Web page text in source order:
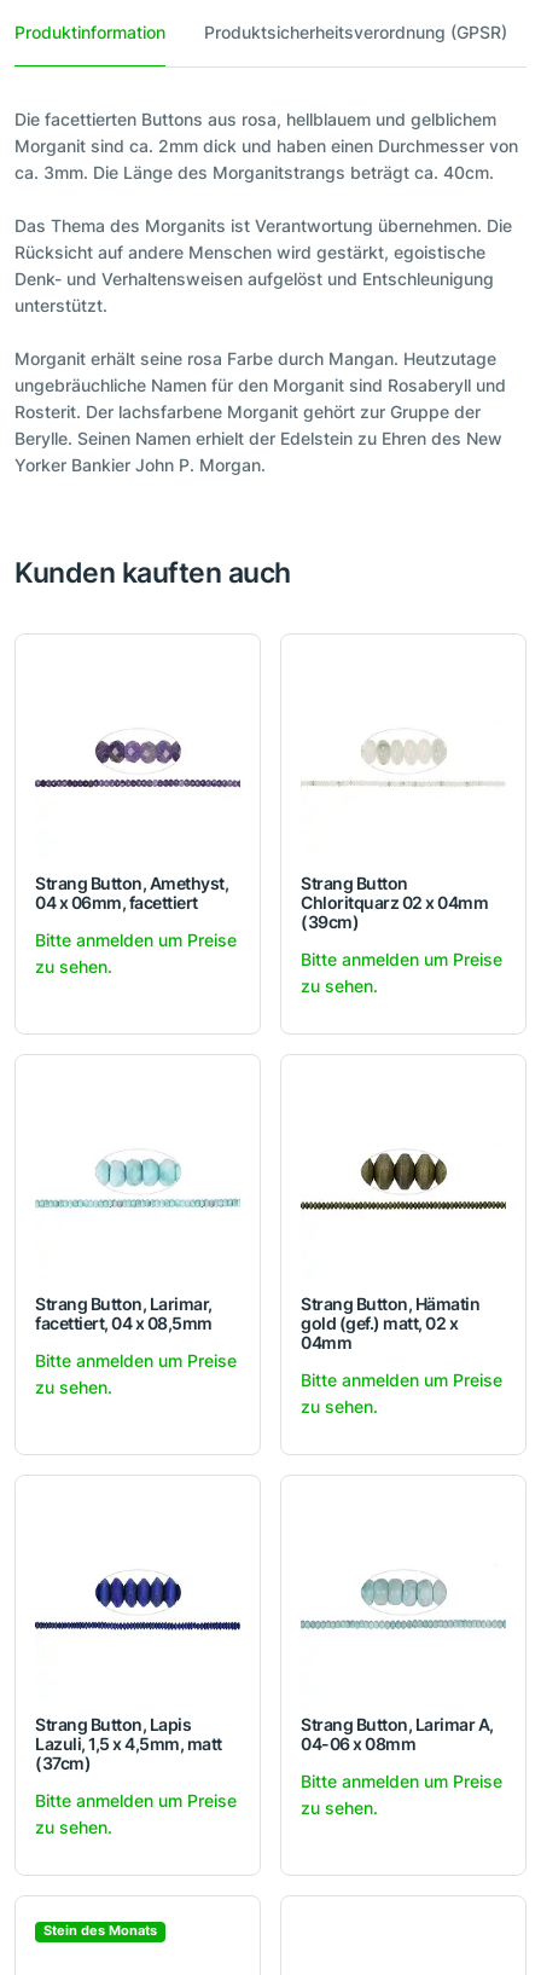
Produktinformation Produktsicherheitsverordnung (GPSR)
Die facettierten Buttons aus rosa, hellblauem und gelblichem
Morganit sind ca. 2mm dick und haben einen Durchmesser von
ca. 3mm. Die Länge des Morganitstrangs beträgt ca. 40cm.
Das Thema des Morganits ist Verantwortung übernehmen. Die
Rücksicht auf andere Menschen wird gestärkt, egoistische
Denk- und Verhaltensweisen aufgelöst und Entschleunigung
unterstützt.
Morganit erhält seine rosa Farbe durch Mangan. Heutzutage
ungebräuchliche Namen für den Morganit sind Rosaberyll und
Rosterit. Der lachsfarbene Morganit gehört zur Gruppe der
Berylle. Seinen Namen erhielt der Edelstein zu Ehren des New
Yorker Bankier John P. Morgan.
Kunden kauften auch
Strang Button, Amethyst,
04 x 06mm, facettiert
Bitte anmelden um Preise
zu sehen.
Strang Button
Chloritquarz 02 x 04mm
(39cm)
Bitte anmelden um Preise
zu sehen.
Strang Button, Larimar,
facettiert, 04 x 08,5mm
Bitte anmelden um Preise
zu sehen.
Strang Button, Hämatin
gold (gef.) matt, 02 x
04mm
Bitte anmelden um Preise
zu sehen.
Strang Button, Lapis
Lazuli, 1,5 x 4,5mm, matt
(37cm)
Bitte anmelden um Preise
zu sehen.
Strang Button, Larimar A,
04-06 x 08mm
Bitte anmelden um Preise
zu sehen.
Stein des Monats